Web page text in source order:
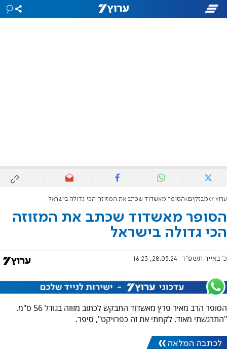
ערוץ 7 מבזקים הסופר מאשדוד שכתב את המזוזה הכי גדולה בישראל
הסופר מאשדוד שכתב את המזוזה
הכי גדולה בישראל
כ' באייר תשפ"ד 28.05.24, 16:23
הסופר הרב מאיר פרץ מאשדוד התבקש לכתוב מזוזה בגודל 56 ס"מ.
"התרגשתי מאוד. לקחתי את זה כפרויקט", סיפר.
לכתבה המלאה